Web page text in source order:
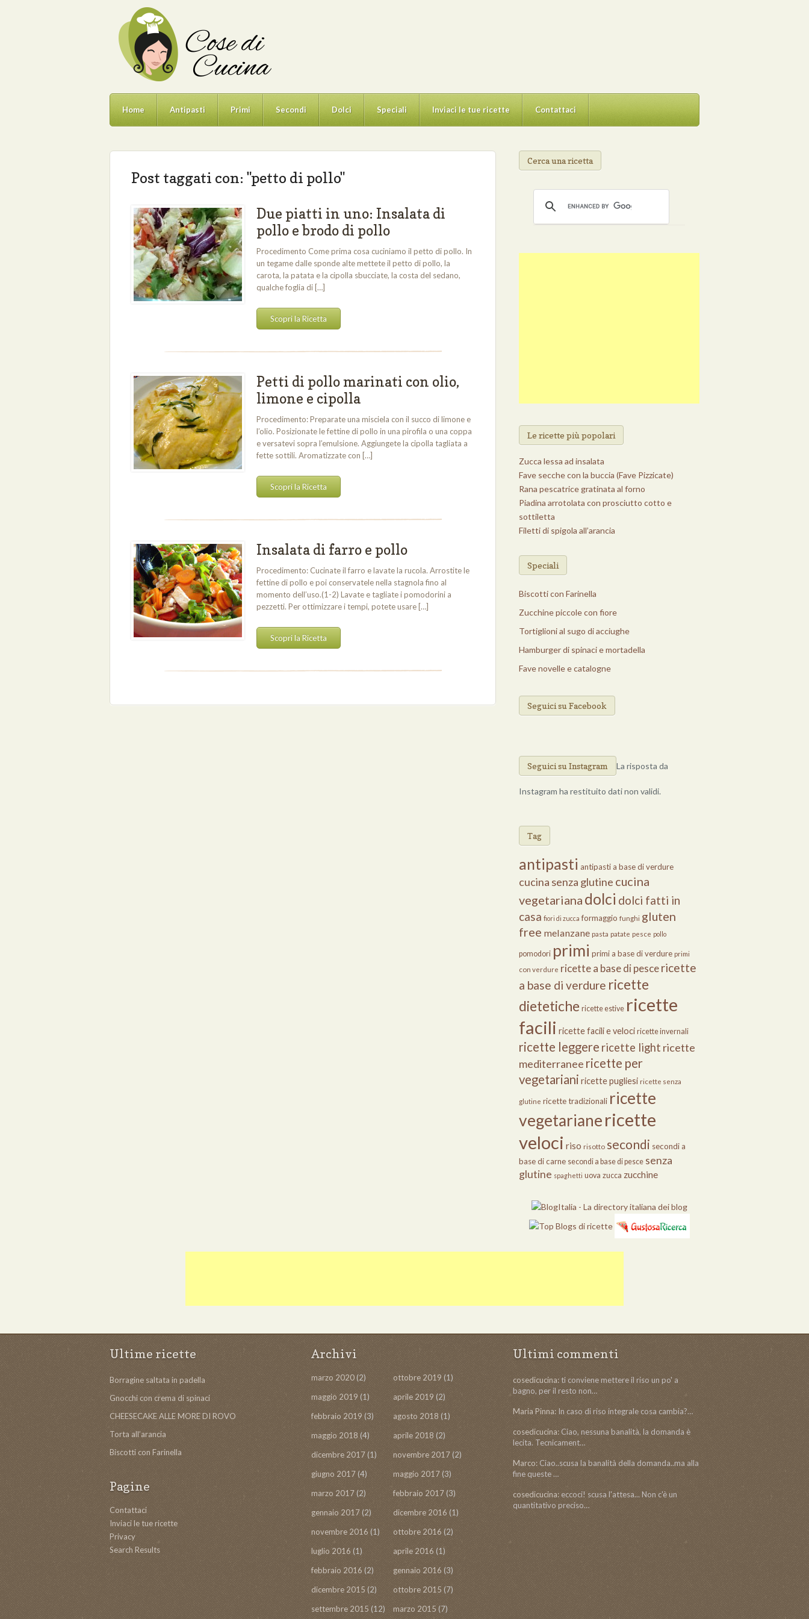
Home Antipasti Primi Secondi Dolci Speciali Inviaci le tue ricette Contattaci
Post taggati con: "petto di pollo"
Due piatti in uno: Insalata di
pollo e brodo di pollo
Procedimento Come prima cosa cuciniamo il petto di pollo. In
un tegame dalle sponde alte mettete il petto di pollo, la
carota, la patata e la cipolla sbucciate, la costa del sedano,
qualche foglia di […]
Scopri la Ricetta
Petti di pollo marinati con olio,
limone e cipolla
Procedimento: Preparate una misciela con il succo di limone e
l’olio. Posizionate le fettine di pollo in una pirofila o una coppa
e versatevi sopra l’emulsione. Aggiungete la cipolla tagliata a
fette sottili. Aromatizzate con […]
Scopri la Ricetta
Insalata di farro e pollo
Procedimento: Cucinate il farro e lavate la rucola. Arrostite le
fettine di pollo e poi conservatele nella stagnola fino al
momento dell’uso.(1-2) Lavate e tagliate i pomodorini a
pezzetti. Per ottimizzare i tempi, potete usare […]
Scopri la Ricetta
Cerca una ricetta
Le ricette più popolari
Zucca lessa ad insalata
Fave secche con la buccia (Fave Pizzicate)
Rana pescatrice gratinata al forno
Piadina arrotolata con prosciutto cotto e
sottiletta
Filetti di spigola all’arancia
Speciali
Biscotti con Farinella
Zucchine piccole con fiore
Tortiglioni al sugo di acciughe
Hamburger di spinaci e mortadella
Fave novelle e catalogne
Seguici su Facebook
Seguici su Instagram La risposta da
Instagram ha restituito dati non validi.
Tag
antipasti antipasti a base di verdure
cucina senza glutine cucina
vegetariana dolci dolci fatti in
casa fiori di zucca formaggio funghi gluten
free melanzane pasta patate pesce pollo
pomodori primi primi a base di verdure primi
con verdure ricette a base di pescericette
a base di verdure ricette
dietetiche ricette estive ricette
facili ricette facili e veloci ricette invernali
ricette leggere ricette light ricette
mediterranee ricette per
vegetariani ricette pugliesi ricette senza
glutine ricette tradizionali ricette
vegetarianericette
veloci riso risotto secondi secondi a
base di carne secondi a base di pesce senza
glutine spaghetti uova zucca zucchine
Ultime ricette
Borragine saltata in padella
Gnocchi con crema di spinaci
CHEESECAKE ALLE MORE DI ROVO
Torta all’arancia
Biscotti con Farinella
Pagine
Contattaci
Inviaci le tue ricette
Privacy
Search Results
Archivi
marzo 2020(2) ottobre 2019 (1)
maggio 2019 (1) aprile 2019 (2)
febbraio 2019 (3) agosto 2018 (1)
maggio 2018 (4) aprile 2018 (2)
dicembre 2017 (1) novembre 2017 (2)
giugno 2017 (4) maggio 2017 (3)
marzo 2017(2) febbraio 2017(3)
gennaio 2017(2) dicembre 2016 (1)
novembre 2016 (1) ottobre 2016 (2)
luglio 2016 (1) aprile 2016 (1)
febbraio 2016 (2) gennaio 2016 (3)
dicembre 2015 (2) ottobre 2015 (7)
settembre 2015 (12) marzo 2015 (7)
Ultimi commenti
cosedicucina: ti conviene mettere il riso un po' a
bagno, per il resto non…
Maria Pinna: In caso di riso integrale cosa cambia?…
cosedicucina: Ciao, nessuna banalità, la domanda è
lecita. Tecnicament…
Marco: Ciao..scusa la banalità della domanda..ma alla
fine queste …
cosedicucina: eccoci! scusa l'attesa... Non c'è un
quantitativo preciso…